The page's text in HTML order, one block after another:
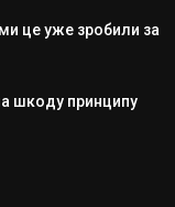
це уже зробили за
шкоду принципу